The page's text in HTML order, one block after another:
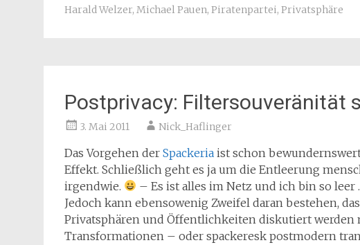
Harald Welzer, Michael Pauen, Piratenpartei, Privatsphäre
Postprivacy: Filtersouveränität
3. Mai 2011 Nick_Haflinger
Das Vorgehen der Spackeria ist schon
Effekt. Schließlich geht es ja um die Entleerung
irgendwie.
– Es ist alles im Netz und ich bin so leer
Jedoch kann ebensowenig Zweifel daran bestehen,
Privatsphären und Öffentlichkeiten diskutiert werden
Transformationen – oder spackeresk postmodern